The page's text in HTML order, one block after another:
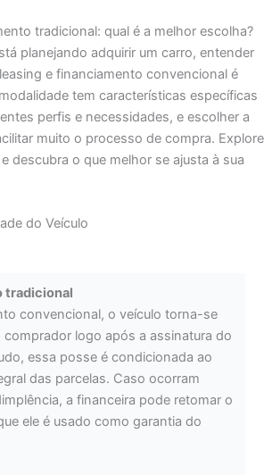
tradicional: qual é a melhor escolha?
planejando adquirir um carro, entender
e financiamento convencional é
tem características específicas
perfis e necessidades, e escolher a
muito o processo de compra. Explore
descubra o que melhor se ajusta à sua
do Veículo
tradicional
convencional, o veículo torna-se
comprador logo após a assinatura do
essa posse é condicionada ao
das parcelas. Caso ocorram
a financeira pode retomar o
ele é usado como garantia do